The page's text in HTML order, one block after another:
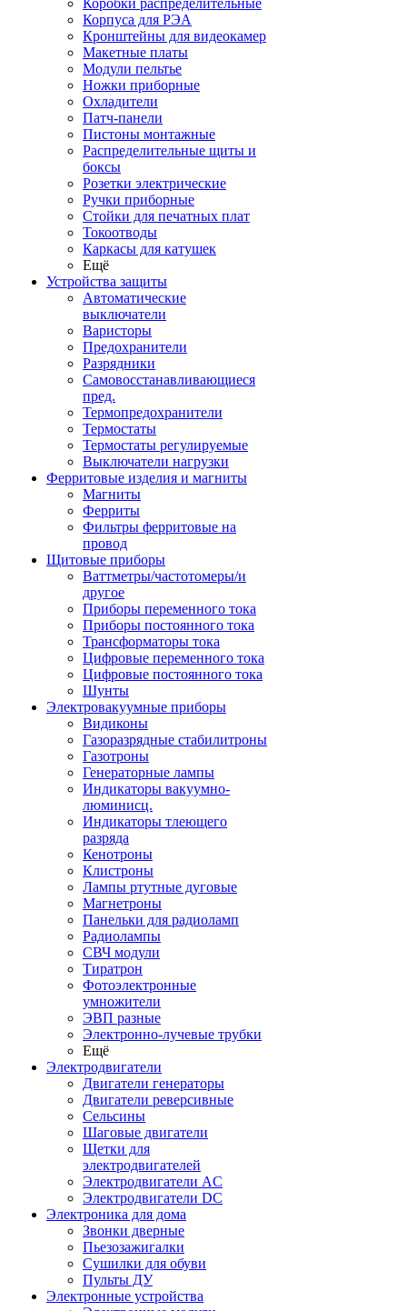
Коробки распределительные
Корпуса для РЭА
Кронштейны для видеокамер
Макетные платы
Модули пельтье
Ножки приборные
Охладители
Патч-панели
Пистоны монтажные
Распределительные щиты и
боксы
Розетки электрические
Ручки приборные
Стойки для печатных плат
Токоотводы
Каркасы для катушек
Ещё
Устройства защиты
Автоматические
выключатели
Варисторы
Предохранители
Разрядники
Самовосстанавливающиеся
пред.
Термопредохранители
Термостаты
Термостаты регулируемые
Выключатели нагрузки
Ферритовые изделия и магниты
Магниты
Ферриты
Фильтры ферритовые на
провод
Щитовые приборы
Ваттметры/частотомеры/и
другое
Приборы переменного тока
Приборы постоянного тока
Трансформаторы тока
Цифровые переменного тока
Цифровые постоянного тока
Шунты
Электровакуумные приборы
Видиконы
Газоразрядные стабилитроны
Газотроны
Генераторные лампы
Индикаторы вакуумно-
люминисц.
Индикаторы тлеющего
разряда
Кенотроны
Клистроны
Лампы ртутные дуговые
Магнетроны
Панельки для радиоламп
Радиолампы
СВЧ модули
Тиратрон
Фотоэлектронные
умножители
ЭВП разные
Электронно-лучевые трубки
Ещё
Электродвигатели
Двигатели генераторы
Двигатели реверсивные
Сельсины
Шаговые двигатели
Щетки для
электродвигателей
Электродвигатели AC
Электродвигатели DC
Электроника для дома
Звонки дверные
Пьезозажигалки
Сушилки для обуви
Пульты ДУ
Электронные устройства